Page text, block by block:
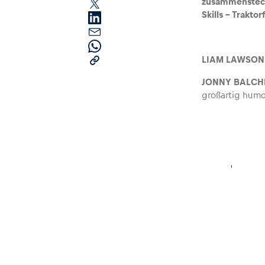
Skills –
LIAM LAWSON
JONNY
großartig